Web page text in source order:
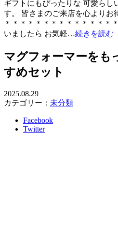
ギフトにもぴったりな 可愛らし
す。 皆さまのご来店を心よりお
＊＊＊＊＊＊＊＊＊＊＊＊＊
いましたら お気軽…続きを読む
マグフォーマーをも
すめセット
2025.08.29
カテゴリー： 未分類
Facebook
Twitter